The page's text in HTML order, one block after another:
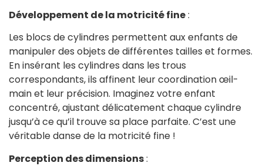
Développement de la motricité fine:
Les blocs de cylindres permettent aux enfants de
manipuler des objets de différentes tailles et formes.
En insérant les cylindres dans les trous
correspondants, ils affinent leur coordination œil-
main et leur précision. Imaginez votre enfant
concentré, ajustant délicatement chaque cylindre
jusqu’à ce qu’il trouve sa place parfaite. C’est une
véritable danse de la motricité fine !
Perception des dimensions: